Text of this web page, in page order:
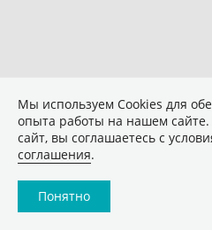
Мы используем Сookies для
опыта работы на нашем
сайт, вы соглашаетесь с
соглашения.
Понятно